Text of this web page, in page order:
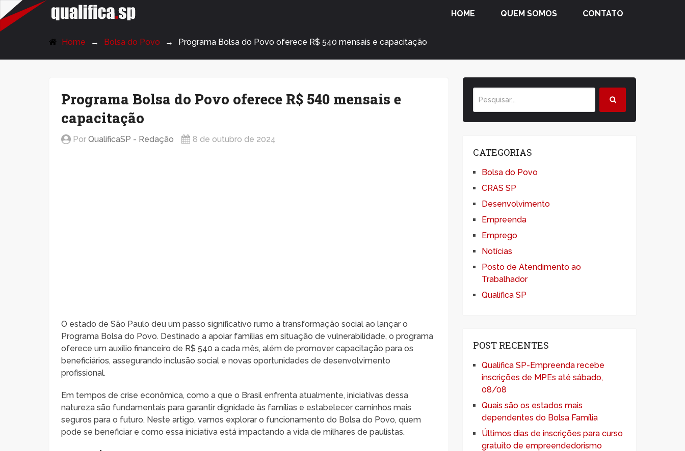
QualificaSP.com HOME QUEM SOMOS CONTATO
Home Bolsa do Povo Programa Bolsa do Povo oferece R$ 540 mensais e capacitação
Programa Bolsa do Povo oferece R$ 540 mensais e
capacitação
PorQualificaSP - Redação 8 de outubro de 2024
O estado de São Paulo deu um passo significativo rumo à transformação social ao lançar o
Programa Bolsa do Povo. Destinado a apoiar famílias em situação de vulnerabilidade, o programa
oferece um auxílio financeiro de R$ 540 a cada mês, além de promover capacitação para os
beneficiários, assegurando inclusão social e novas oportunidades de desenvolvimento
profissional.
Em tempos de crise econômica, como a que o Brasil enfrenta atualmente, iniciativas dessa
natureza são fundamentais para garantir dignidade às famílias e estabelecer caminhos mais
seguros para o futuro. Neste artigo, vamos explorar o funcionamento do Bolsa do Povo, quem
pode se beneficiar e como essa iniciativa está impactando a vida de milhares de paulistas.
CATEGORIAS
Bolsa do Povo
CRAS SP
Desenvolvimento
Empreenda
Emprego
Notícias
Posto de Atendimento ao
Trabalhador
Qualifica SP
POST RECENTES
Qualifica SP-Empreenda recebe
inscrições de MPEs até sábado,
08/08
Quais são os estados mais
dependentes do Bolsa Família
Últimos dias de inscrições para curso
gratuito de empreendedorismo